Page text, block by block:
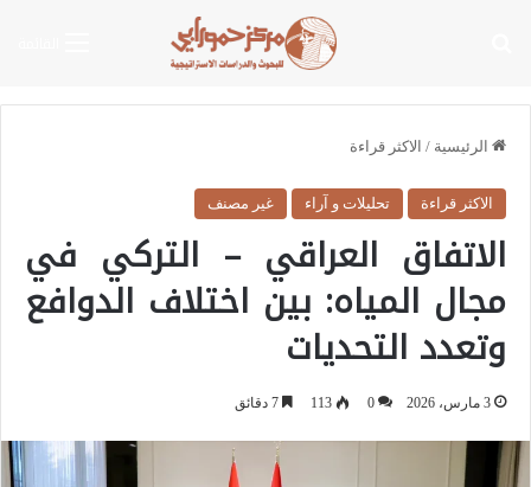
الرئيسية / الاكثر قراءة
الاكثر قراءة تحليلات و آراء غير مصنف
الاتفاق العراقي – التركي في
مجال المياه: بين اختلاف الدوافع
وتعدد التحديات
3 مارس، 2026 0
113